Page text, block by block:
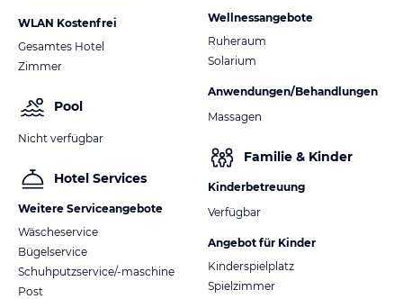
WLAN Kostenfrei
Gesamtes Hotel
Zimmer
Pool
Nicht verfügbar
Hotel Services
Weitere Serviceangebote
Wäscheservice
Bügelservice
Schuhputzservice/-maschine
Post
Wellnessangebote
Ruheraum
Solarium
Anwendungen/Behandlungen
Massagen
Familie & Kinder
Kinderbetreuung
Verfügbar
Angebot für Kinder
Kinderspielplatz
Spielzimmer